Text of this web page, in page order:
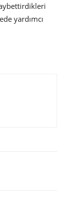
yardımcı